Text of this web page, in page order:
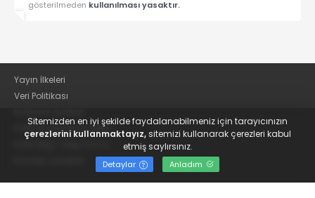
gösterilmeden kullanılması yasaktır.
Yayın İlkeleri
Veri Politikası
KVKK Aydınlatma Metni
Sitemizden en iyi şekilde faydalanabilmeniz için tarayıcınızın
çerezlerini kullanmaktayız,sitemizi kullanarak çerezleri kabul
etmiş saylırsınız.
Detaylar Anladım